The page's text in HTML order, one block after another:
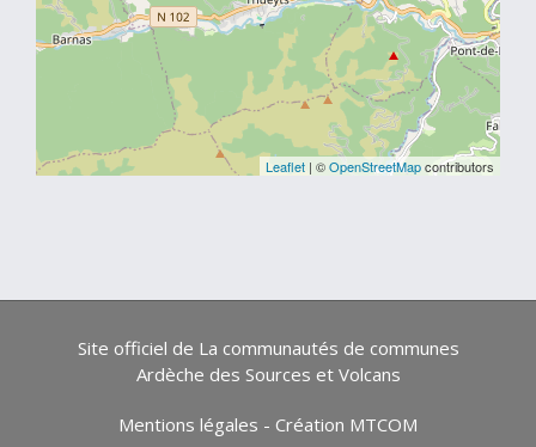
Leaflet | ©OpenStreetMapcontributors
Site officiel de La communautés de communes
Ardèche des Sources et Volcans
Mentions légales - Création MTCOM